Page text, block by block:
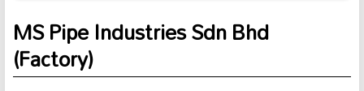
MS Pipe Industries Sdn Bhd
(Factory)